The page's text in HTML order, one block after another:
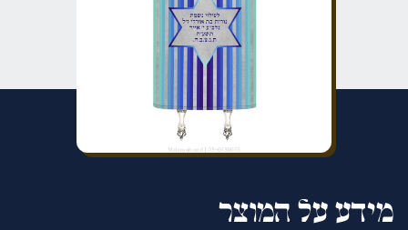
מידע על המוצר